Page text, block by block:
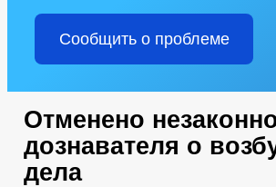
Сообщить о проблеме
Отменено
дознавателя о
дела